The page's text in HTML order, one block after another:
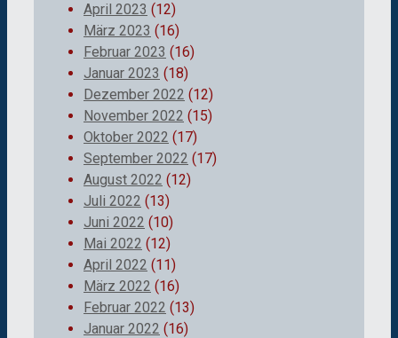
April 2023 (12)
März 2023 (16)
Februar 2023 (16)
Januar 2023 (18)
Dezember 2022 (12)
November 2022 (15)
Oktober 2022 (17)
September 2022 (17)
August 2022 (12)
Juli 2022 (13)
Juni 2022 (10)
Mai 2022 (12)
April 2022 (11)
März 2022 (16)
Februar 2022 (13)
Januar 2022 (16)